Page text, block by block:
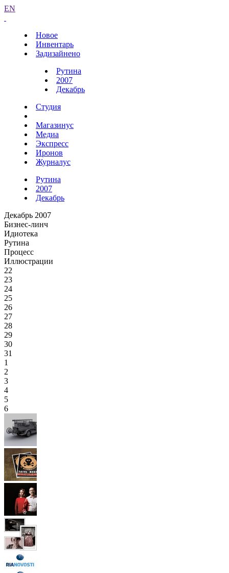
EN
Новое
Инвентарь
Задизайнено
Рутина
2007
Декабрь
Студия
Магазинус
Медиа
Экспресс
Иронов
Журналус
Рутина
2007
Декабрь
Декабрь 2007
Бизнес-линч
Идиотека
Рутина
Процесс
Иллюстрации
22
23
24
25
26
27
28
29
30
31
1
2
3
4
5
6